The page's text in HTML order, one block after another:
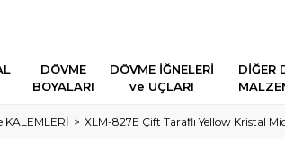
DÖVME
BOYALARI
DÖVME İĞNELERİ
ve UÇLARI
DİĞER
KALEMLERİ XLM-827E Çift Taraflı Yellow Kristal